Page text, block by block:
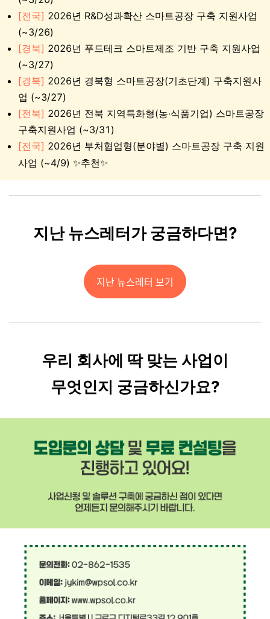
[전국] 2026년 R&D성과확산 스마트공장 구축 지원사업
(~3/26)
[경북] 2026년 푸드테크 스마트제조 기반 구축 지원사업
(~3/27)
[경북] 2026년 경북형 스마트공장(기초단계) 구축지원사
업 (~3/27)
[전북] 2026년 전북 지역특화형(농‧식품기업) 스마트공장
구축지원사업 (~3/31)
[전국] 2026년 부처협업형(분야별) 스마트공장 구축 지원
사업 (~4/9) ✨추천✨
지난 뉴스레터가 궁금하다면?
지난 뉴스레터 보기
우리 회사에 딱 맞는 사업이
무엇인지 궁금하신가요?